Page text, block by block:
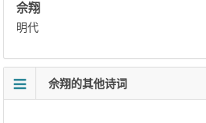
佘翔
明代
佘翔的其他诗词